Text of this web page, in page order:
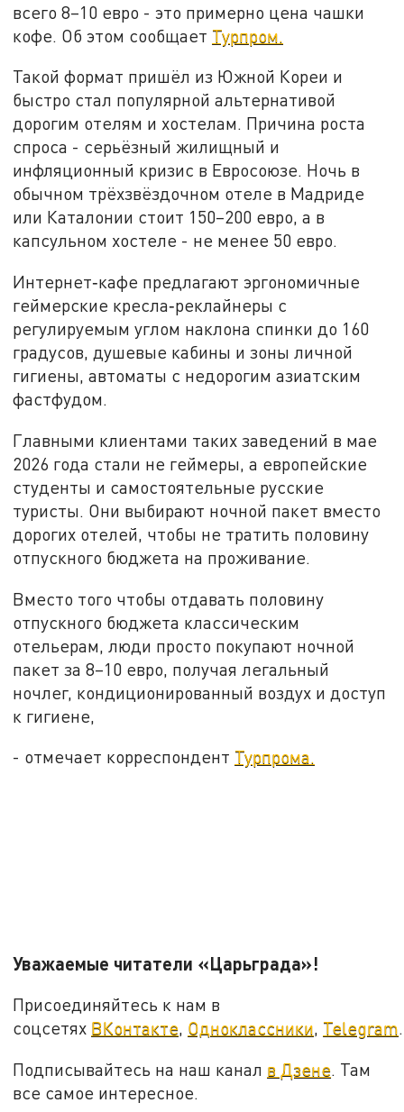
всего 8–10 евро - это примерно цена чашки
кофе. Об этом сообщает Турпром.
Такой формат пришёл из Южной Кореи и
быстро стал популярной альтернативой
дорогим отелям и хостелам. Причина роста
спроса - серьёзный жилищный и
инфляционный кризис в Евросоюзе. Ночь в
обычном трёхзвёздочном отеле в Мадриде
или Каталонии стоит 150–200 евро, а в
капсульном хостеле - не менее 50 евро.
Интернет‑кафе предлагают эргономичные
геймерские кресла‑реклайнеры с
регулируемым углом наклона спинки до 160
градусов, душевые кабины и зоны личной
гигиены, автоматы с недорогим азиатским
фастфудом.
Главными клиентами таких заведений в мае
2026 года стали не геймеры, а европейские
студенты и самостоятельные русские
туристы. Они выбирают ночной пакет вместо
дорогих отелей, чтобы не тратить половину
отпускного бюджета на проживание.
Вместо того чтобы отдавать половину
отпускного бюджета классическим
отельерам, люди просто покупают ночной
пакет за 8–10 евро, получая легальный
ночлег, кондиционированный воздух и доступ
к гигиене,
- отмечает корреспондент Турпрома.
Уважаемые читатели «Царьграда»!
Присоединяйтесь к нам в
соцсетях ВКонтакте, Одноклассники, Telegram.
Подписывайтесь на наш канал в Дзене. Там
все самое интересное.